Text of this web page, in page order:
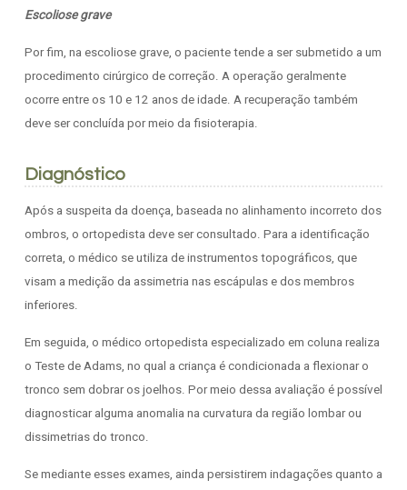
Escoliose grave
Por fim, na escoliose grave, o paciente tende a ser submetido a um
procedimento cirúrgico de correção. A operação geralmente
ocorre entre os 10 e 12 anos de idade. A recuperação também
deve ser concluída por meio da fisioterapia.
Diagnóstico
Após a suspeita da doença, baseada no alinhamento incorreto dos
ombros, o ortopedista deve ser consultado. Para a identificação
correta, o médico se utiliza de instrumentos topográficos, que
visam a medição da assimetria nas escápulas e dos membros
inferiores.
Em seguida, o médico ortopedista especializado em coluna realiza
o Teste de Adams, no qual a criança é condicionada a flexionar o
tronco sem dobrar os joelhos. Por meio dessa avaliação é possível
diagnosticar alguma anomalia na curvatura da região lombar ou
dissimetrias do tronco.
Se mediante esses exames, ainda persistirem indagações quanto a